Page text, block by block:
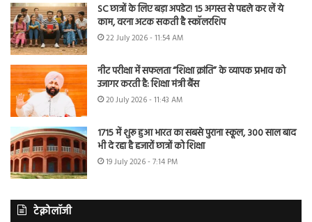
SC छात्रों के लिए बड़ा अपडेट! 15 अगस्त से पहले कर लें ये
काम, वरना अटक सकती है स्कॉलरशिप
22 July 2026 - 11:54 AM
नीट परीक्षा में सफलता “शिक्षा क्रांति” के व्यापक प्रभाव को
उजागर करती है: शिक्षा मंत्री बैंस
20 July 2026 - 11:43 AM
1715 में शुरू हुआ भारत का सबसे पुराना स्कूल, 300 साल बाद
भी दे रहा है हजारों छात्रों को शिक्षा
19 July 2026 - 7:14 PM
टेक्नोलॉजी